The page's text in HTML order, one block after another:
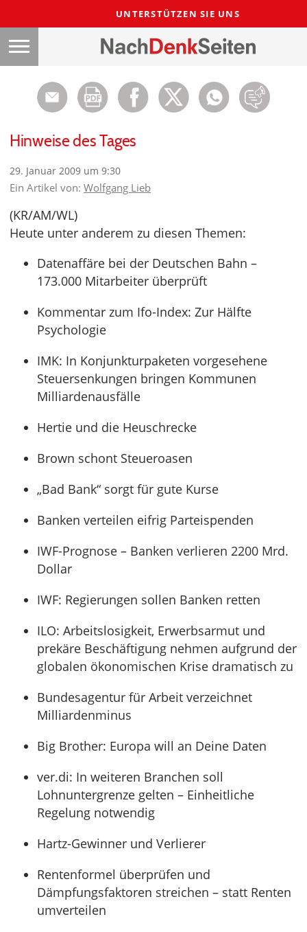
UNTERSTÜTZEN SIE UNS
Hinweise des Tages
29. Januar 2009 um 9:30
Ein Artikel von: Wolfgang Lieb
(KR/AM/WL)
Heute unter anderem zu diesen Themen:
Datenaffäre bei der Deutschen Bahn –
173.000 Mitarbeiter überprüft
Kommentar zum Ifo-Index: Zur Hälfte
Psychologie
IMK: In Konjunkturpaketen vorgesehene
Steuersenkungen bringen Kommunen
Milliardenausfälle
Hertie und die Heuschrecke
Brown schont Steueroasen
„Bad Bank“ sorgt für gute Kurse
Banken verteilen eifrig Parteispenden
IWF-Prognose – Banken verlieren 2200 Mrd.
Dollar
IWF: Regierungen sollen Banken retten
ILO: Arbeitslosigkeit, Erwerbsarmut und
prekäre Beschäftigung nehmen aufgrund der
globalen ökonomischen Krise dramatisch zu
Bundesagentur für Arbeit verzeichnet
Milliardenminus
Big Brother: Europa will an Deine Daten
ver.di: In weiteren Branchen soll
Lohnuntergrenze gelten – Einheitliche
Regelung notwendig
Hartz-Gewinner und Verlierer
Rentenformel überprüfen und
Dämpfungsfaktoren streichen – statt Renten
umverteilen